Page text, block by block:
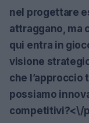
nel progettare
attraggano, ma
qui entra in
visione
che l’approccio
possiamo
competitivi?<\/